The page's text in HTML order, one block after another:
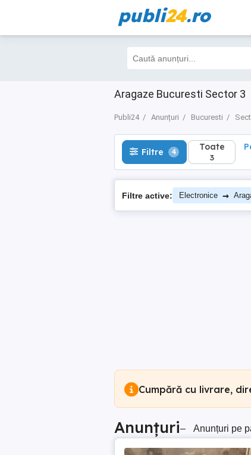
publi24.ro
Aragaze Bucuresti Sector 3
Publi24 Anunțuri Bucuresti
Filtre 4 Toate
3
Filtre 4 Toate
3
Filtre active: Electronice →
Cumpără cu livrare,
Anunțuri– Anunțuri pe